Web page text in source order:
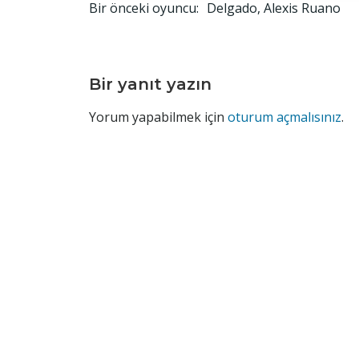
Bir önceki oyuncu: Delgado, Alexis Ruano
Bir yanıt yazın
Yorum yapabilmek için oturum açmalısınız.